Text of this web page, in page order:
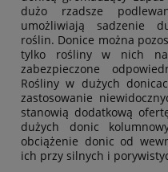
dużo rzadsze
umożliwiają sadzenie
roślin. Donice można
tylko rośliny w nich
zabezpieczone
Rośliny w dużych
zastosowanie
stanowią dodatkową
dużych donic
obciążenie donic od
ich przy silnych i